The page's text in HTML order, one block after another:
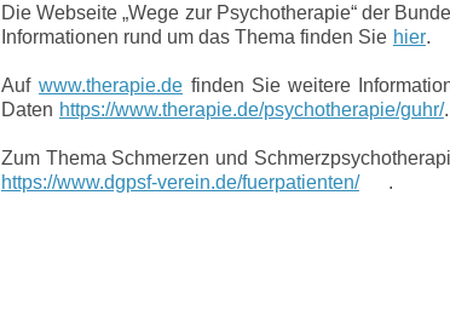
Die Webseite „Wege zur Psychotherapie“ der
Informationen rund um das Thema finden Sie hier.
Auf www.therapie.de finden Sie weitere
Daten https://www.therapie.de/psychotherapie/guhr/.
Zum Thema Schmerzen und
https://www.dgpsf-verein.de/fuerpatienten/.